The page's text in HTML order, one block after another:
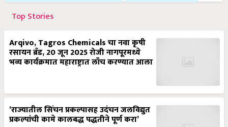
Top Stories
Arqivo, Tagros Chemicals चा नवा कृषी
रसायन ब्रँड, 20 जून 2025 रोजी नागपूरमध्ये
भव्य कार्यक्रमात महाराष्ट्रात लाँच करण्यात आला
‘राज्यातील सिंचन प्रकल्पासह उदंचन जलविद्युत
प्रकल्पांची कामे कालबद्ध पद्धतीने पूर्ण करा’